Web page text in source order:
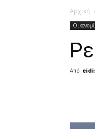
Αρχική
Από